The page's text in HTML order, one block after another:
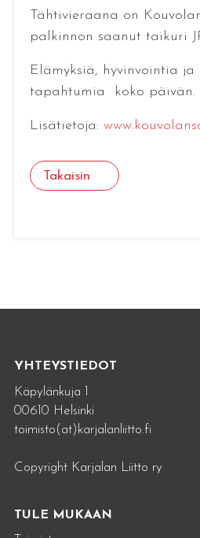
Tähtivieraana on
palkinnon saanut taikuri
Elämyksiä, hyvinvointia ja
tapahtumia koko päivän.
Lisätietoja:
Takaisin
YHTEYSTIEDOT
Käpylänkuja 1
00610 Helsinki
toimisto(at)karjalanliitto.fi
Copyright Karjalan Liitto ry
TULE MUKAAN